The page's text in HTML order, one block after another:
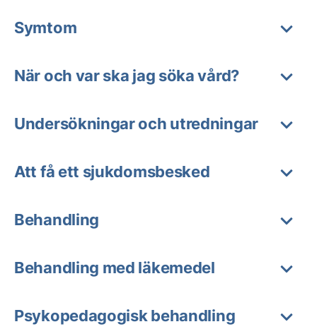
Symtom
När och var ska jag söka vård?
Undersökningar och utredningar
Att få ett sjukdomsbesked
Behandling
Behandling med läkemedel
Psykopedagogisk behandling